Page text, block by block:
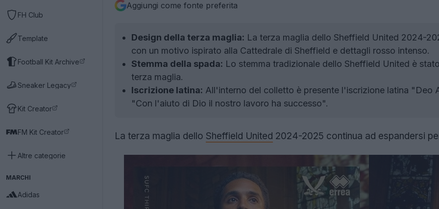
FH Club
Template
Football Kit Archive
Sneaker Legacy
Kit Creator
FM Kit Creator
Altre categorie
MARCHI
Adidas
Aggiungi come fonte preferita
Design della terza maglia: La terza maglia dello Sheffield United 2024-
con un motivo ispirato alla Cattedrale di Sheffield e dettagli rosso intenso.
Stemma della spada: Lo stemma tradizionale dello Sheffield United è
terza maglia.
Iscrizione latina: All'interno del colletto è presente l'iscrizione latina "Deo
"Con l'aiuto di Dio il nostro lavoro ha successo".
La terza maglia dello Sheffield United 2024-2025 continua ad espandersi